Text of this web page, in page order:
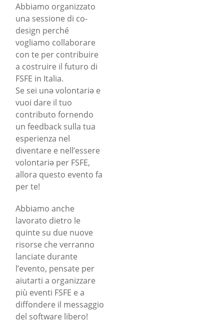
Abbiamo organizzato
una sessione di co-
design perché
vogliamo collaborare
con te per contribuire
a costruire il futuro di
FSFE in Italia.
Se sei unə volontariə e
vuoi dare il tuo
contributo fornendo
un feedback sulla tua
esperienza nel
diventare e nell’essere
volontariə per FSFE,
allora questo evento fa
per te!
Abbiamo anche
lavorato dietro le
quinte su due nuove
risorse che verranno
lanciate durante
l’evento, pensate per
aiutarti a organizzare
più eventi FSFE e a
diffondere il messaggio
del software libero!